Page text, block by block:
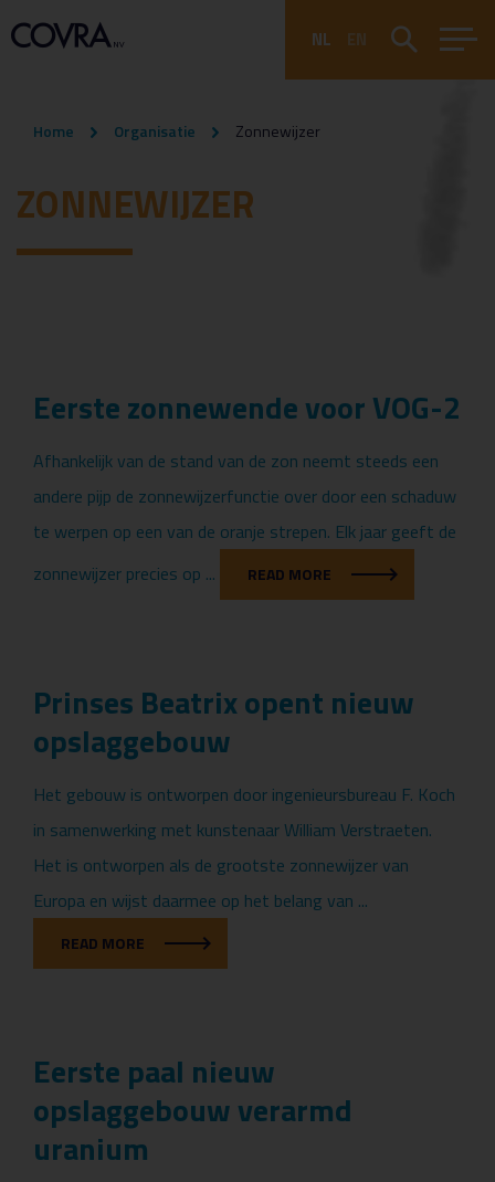
NL EN
Home Organisatie Zonnewijzer
ZONNEWIJZER
Eerste zonnewende voor VOG-2
Afhankelijk van de stand van de zon neemt steeds een
andere pijp de zonnewijzerfunctie over door een schaduw
te werpen op een van de oranje strepen. Elk jaar geeft de
zonnewijzer precies op ...
READ MORE
Prinses Beatrix opent nieuw
opslaggebouw
Het gebouw is ontworpen door ingenieursbureau F. Koch
in samenwerking met kunstenaar William Verstraeten.
Het is ontworpen als de grootste zonnewijzer van
Europa en wijst daarmee op het belang van ...
READ MORE
Eerste paal nieuw
opslaggebouw verarmd
uranium